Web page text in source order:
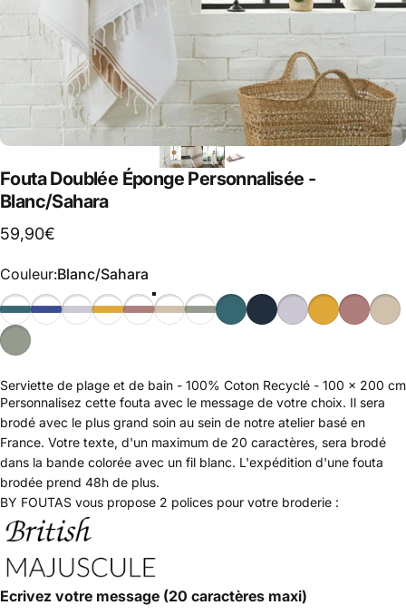
Fouta Doublée Éponge Personnalisée -
Blanc/Sahara
59,90€
Couleur
Couleur:Blanc/Sahara
Serviette de plage et de bain - 100% Coton Recyclé - 100 x 200 cm
Personnalisez cette fouta avec le message de votre choix. Il sera
brodé avec le plus grand soin au sein de notre atelier basé en
France. Votre texte, d'un maximum de 20 caractères, sera brodé
dans la bande colorée avec un fil blanc. L'expédition d'une fouta
brodée prend 48h de plus.
BY FOUTAS vous propose 2 polices pour votre broderie :
Ecrivez votre message (20 caractères maxi)